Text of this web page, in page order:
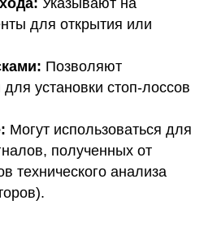
Указывают на
для открытия или
Позволяют
установки стоп-лоссов
Могут использоваться для
полученных от
технического анализа